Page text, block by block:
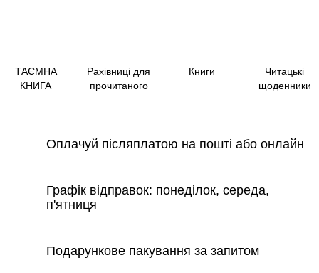
ТАЄМНА
КНИГА
Рахівниці для
прочитаного
Книги
Читацькі
щоденники
Оплачуй післяплатою на пошті або онлайн
Графік відправок: понеділок, середа,
п'ятниця
Подарункове пакування за запитом